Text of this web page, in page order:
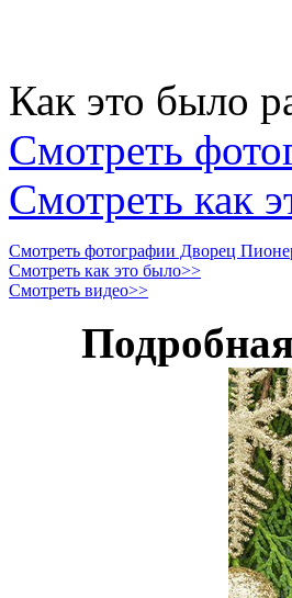
Как это было
Смотреть
Смотреть как
Смотреть фотографии Дворец
Смотреть как это было>>
Смотреть видео>>